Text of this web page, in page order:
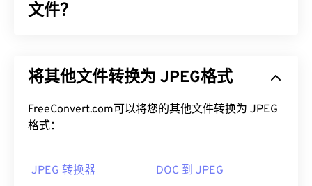
Windows 图元文件 (EMF) 的 16 位前身。
WMF 可以在 Windows 上通过兼容的图像程序（例如
CorelDraw Graphics Suite ）
轻松打开。另一个可以
在 Windows 和 macOS 上打开 WMF 的流行程序是
Adob​​e Illustrator
且免费。可以在 Windows 上打开 WMF 的程序包括
PhotoFiltre Studio
Ability Photopaint
文件？
广泛应用的原因。因此，JPEG 文件相对较小，非常
们的JPEG 压缩工具将文件大小减少高达 80%！
如果您需要更好的压缩效果，您可以将
将其他文件转换为 JPEG格式
FreeConvert.com可以将您的其他文件转换为 JPEG
格式：
JPEG 转换器 DOC 到 JPEG